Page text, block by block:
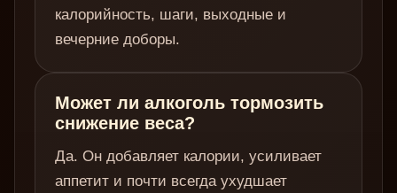
калорийность, шаги, выходные и
вечерние доборы.
Может ли алкоголь тормозить
снижение веса?
Да. Он добавляет калории, усиливает
аппетит и почти всегда ухудшает